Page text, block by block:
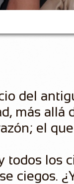
del
más
el
todos los
ciegos.